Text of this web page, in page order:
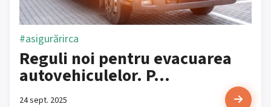
#asigurărirca
Reguli noi pentru evacuarea
autovehiculelor. P...
24 sept. 2025